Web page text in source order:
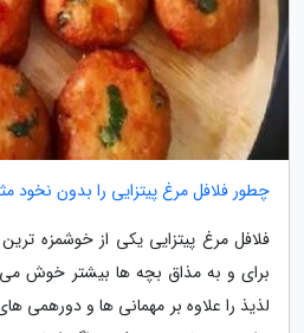
چطور فلافل مرغ پیتزایی را بدون
فلافل مرغ پیتزایی یکی از خوشمزه
برای و به مذاق بچه ها بیشتر خوش می
لذیذ را علاوه بر مهمانی ها و دورهمی